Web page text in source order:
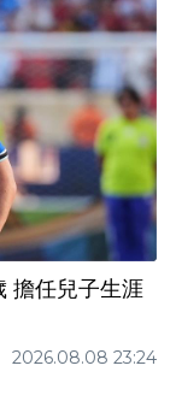
擔任兒子生涯
2026.08.08 23:24